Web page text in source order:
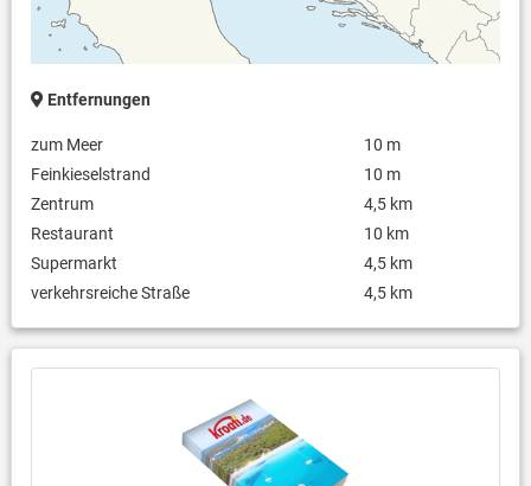
Entfernungen
zum Meer
10 m
Feinkieselstrand
10 m
Zentrum
4,5 km
Restaurant
10 km
Supermarkt
4,5 km
verkehrsreiche Straße
4,5 km